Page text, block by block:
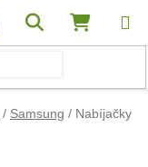
Hľadať
/ Samsung / Nabíjačky